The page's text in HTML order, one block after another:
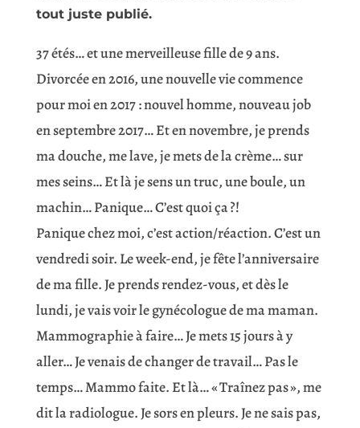
tout juste publié.
37 étés… et une merveilleuse fille de 9 ans.
Divorcée en 2016, une nouvelle vie commence
pour moi en 2017 : nouvel homme, nouveau job
en septembre 2017… Et en novembre, je prends
ma douche, me lave, je mets de la crème… sur
mes seins… Et là je sens un truc, une boule, un
machin… Panique… C’est quoi ça ?!
Panique chez moi, c’est action/réaction. C’est un
vendredi soir. Le week-end, je fête l’anniversaire
de ma fille. Je prends rendez-vous, et dès le
lundi, je vais voir le gynécologue de ma maman.
Mammographie à faire… Je mets 15 jours à y
aller… Je venais de changer de travail… Pas le
temps… Mammo faite. Et là… « Traînez pas », me
dit la radiologue. Je sors en pleurs. Je ne sais pas,